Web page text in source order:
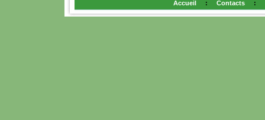
Accueil : Contacts :